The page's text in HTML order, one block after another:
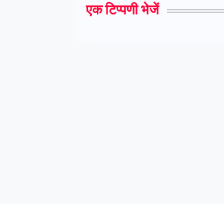
एक टिप्पणी भेजें